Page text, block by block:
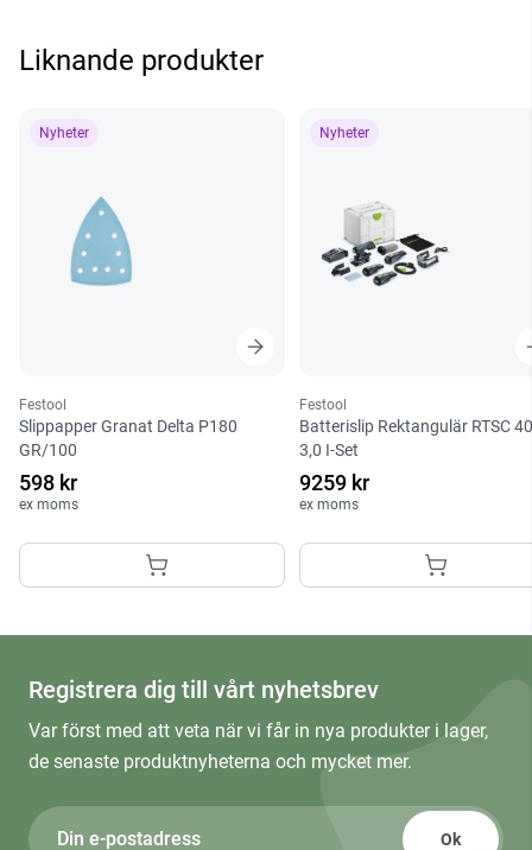
Liknande produkter
Nyheter
Festool
Slippapper Granat Delta P180
GR/100
598 kr
ex moms
Nyheter
Festool
Batterislip Rektangulär RTSC
3,0 I-Set
9259 kr
ex moms
Registrera dig till vårt nyhetsbrev
Var först med att veta när vi får in nya produkter i lager,
de senaste produktnyheterna och mycket mer.
Ok